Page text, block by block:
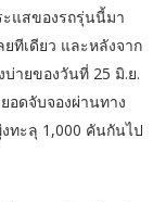
ะแสของรถรุ่นนี้มา
ทีเดียว และหลังจาก
บ่ายของวันที่ 25 มิ.ย.
อดจับจองผ่านทาง
ทะลุ 1,000 คันกันไป